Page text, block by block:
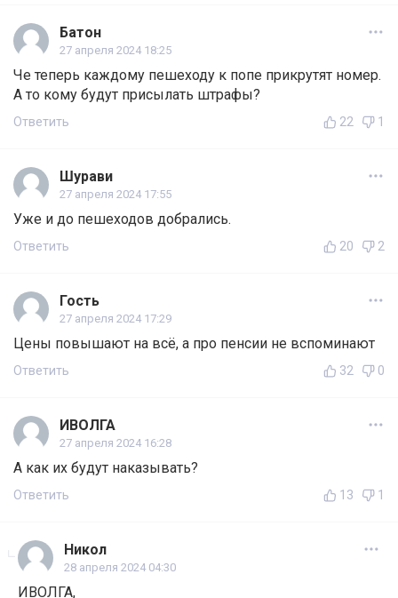
Батон
27 апреля 2024 18:25
Че теперь каждому пешеходу к попе прикрутят номер.
А то кому будут присылать штрафы?
Ответить 22 1
Шурави
27 апреля 2024 17:55
Уже и до пешеходов добрались.
Ответить 20 2
Гость
27 апреля 2024 17:29
Цены повышают на всё, а про пенсии не вспоминают
Ответить 32 0
ИВОЛГА
27 апреля 2024 16:28
А как их будут наказывать?
Ответить 13 1
Никол
28 апреля 2024 04:30
ИВОЛГА,